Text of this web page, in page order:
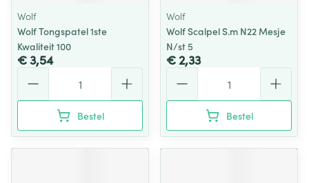
Wolf
Wolf Tongspatel 1ste
Kwaliteit 100
€ 3,54
Bestel
Wolf
Wolf Scalpel S.m N22 Mesje
N/st 5
€ 2,33
Bestel